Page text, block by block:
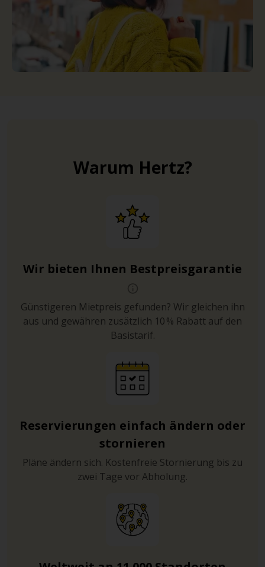
Warum Hertz?
Wir bieten Ihnen Bestpreisgarantie
Günstigeren Mietpreis gefunden? Wir gleichen ihn
aus und gewähren zusätzlich 10 % Rabatt auf den
Basistarif.
Reservierungen einfach ändern oder
stornieren
Pläne ändern sich. Kostenfreie Stornierung bis zu
zwei Tage vor Abholung.